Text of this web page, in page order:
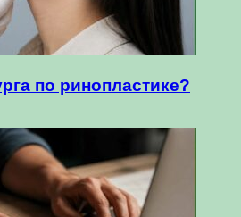
по ринопластике?